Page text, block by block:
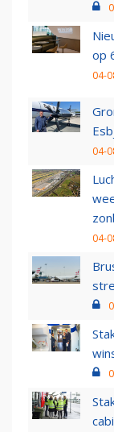
op
04-
04-
04-